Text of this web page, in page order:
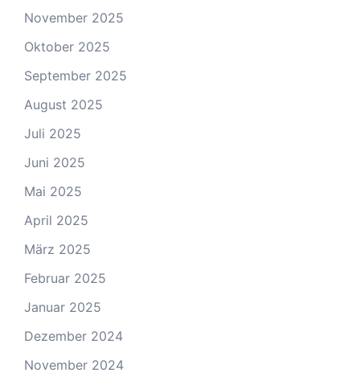
November 2025
Oktober 2025
September 2025
August 2025
Juli 2025
Juni 2025
Mai 2025
April 2025
März 2025
Februar 2025
Januar 2025
Dezember 2024
November 2024